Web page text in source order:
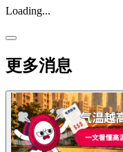
Loading...
更多消息